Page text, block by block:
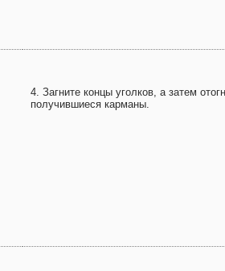
4. Загните концы уголков, а затем
получившиеся карманы.